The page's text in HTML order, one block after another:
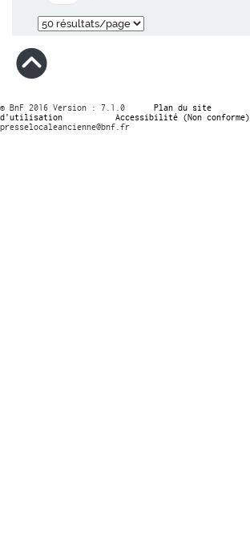
© BnF 2016 Version : 7.1.0 Plan du site
d’utilisation
Accessibilité (Non conforme)
presselocaleancienne@bnf.fr